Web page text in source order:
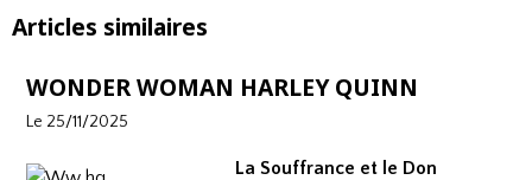
Articles similaires
WONDER WOMAN HARLEY QUINN
Le 25/11/2025
La Souffrance et le Don